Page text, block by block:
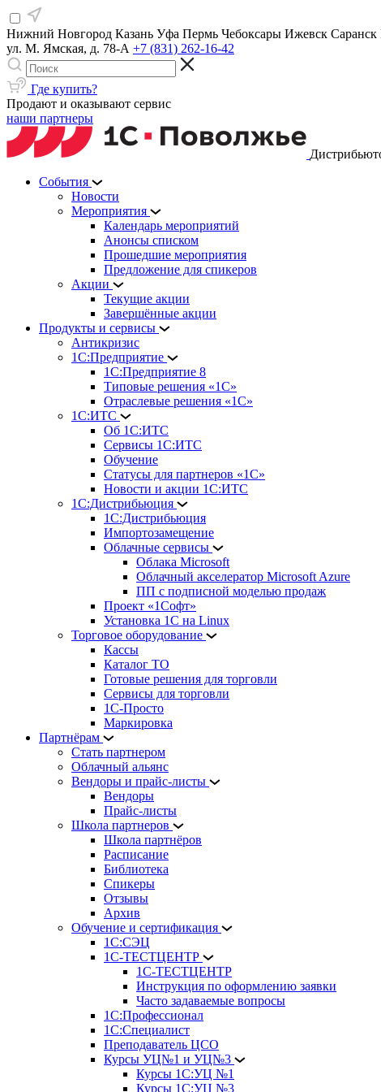
Нижний Новгород Казань Уфа Пермь Чебоксары Ижевск Саранск
ул. М. Ямская, д. 78-А +7 (831) 262-16-42
Где купить?
Продают и оказывают сервис
наши партнеры
События
Новости
Мероприятия
Календарь мероприятий
Анонсы списком
Прошедшие мероприятия
Предложение для спикеров
Акции
Текущие акции
Завершённые акции
Продукты и сервисы
Антикризис
1С:Предприятие
1С:Предприятие 8
Типовые решения «1С»
Отраслевые решения «1С»
1С:ИТС
Об 1С:ИТС
Сервисы 1С:ИТС
Обучение
Статусы для партнеров «1С»
Новости и акции 1С:ИТС
1С:Дистрибьюция
1С:Дистрибьюция
Импортозамещение
Облачные сервисы
Облака Microsoft
Облачный акселератор Microsoft Azure
ПП с подписной моделью продаж
Проект «1Софт»
Установка 1С на Linux
Торговое оборудование
Кассы
Каталог ТО
Готовые решения для торговли
Сервисы для торговли
1С-Просто
Маркировка
Партнёрам
Стать партнером
Облачный альянс
Вендоры и прайс-листы
Вендоры
Прайс-листы
Школа партнеров
Школа партнёров
Расписание
Библиотека
Спикеры
Отзывы
Архив
Обучение и сертификация
1С:СЭЦ
1С-ТЕСТЦЕНТР
1С-ТЕСТЦЕНТР
Инструкция по оформлению заявки
Часто задаваемые вопросы
1С:Профессионал
1С:Специалист
Преподаватель ЦСО
Курсы УЦ№1 и УЦ№3
Курсы 1С:УЦ №1
Курсы 1С:УЦ №3